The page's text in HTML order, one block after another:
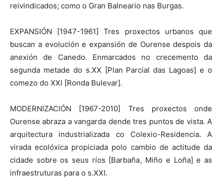
reivindicados; como o Gran Balneario nas Burgas.
EXPANSIÓN [1947-1961] Tres proxectos urbanos que
buscan a evolución e expansión de Ourense despois da
anexión de Canedo. Enmarcados no crecemento da
segunda metade do s.XX [Plan Parcial das Lagoas] e o
comezo do XXI [Ronda Bulevar].
MODERNIZACIÓN [1967-2010] Tres proxectos onde
Ourense abraza a vangarda dende tres puntos de vista. A
arquitectura industrializada co Colexio-Residencia. A
virada ecolóxica propiciada polo cambio de actitude da
cidade sobre os seus ríos [Barbaña, Miño e Loña] e as
infraestruturas para o s.XXI.